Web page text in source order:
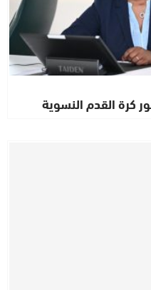
كرة القدم النسوية